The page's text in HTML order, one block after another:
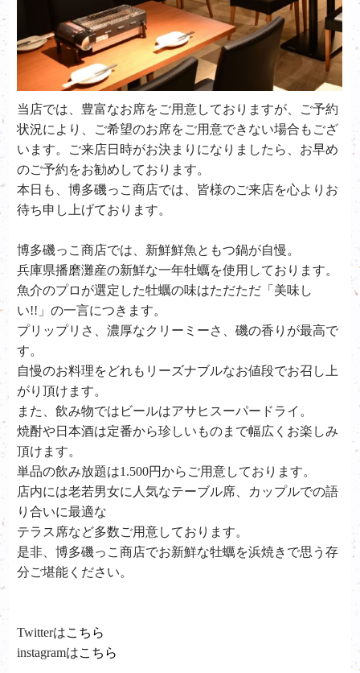
当店では、豊富なお席をご用意しておりますが、ご予約
状況により、ご希望のお席をご用意できない場合もござ
います。ご来店日時がお決まりになりましたら、お早め
のご予約をお勧めしております。
本日も、博多磯っこ商店では、皆様のご来店を心よりお
待ち申し上げております。
博多磯っこ商店では、新鮮鮮魚ともつ鍋が自慢。
兵庫県播磨灘産の新鮮な一年牡蠣を使用しております。
魚介のプロが選定した牡蠣の味はただただ「美味し
い!!」の一言につきます。
プリップリさ、濃厚なクリーミーさ、磯の香りが最高で
す。
自慢のお料理をどれもリーズナブルなお値段でお召し上
がり頂けます。
また、飲み物ではビールはアサヒスーパードライ。
焼酎や日本酒は定番から珍しいものまで幅広くお楽しみ
頂けます。
単品の飲み放題は1.500円からご用意しております。
店内には老若男女に人気なテーブル席、カップルでの語
り合いに最適な
テラス席など多数ご用意しております。
是非、博多磯っこ商店でお新鮮な牡蠣を浜焼きで思う存
分ご堪能ください。
Twitterはこちら
instagramはこちら